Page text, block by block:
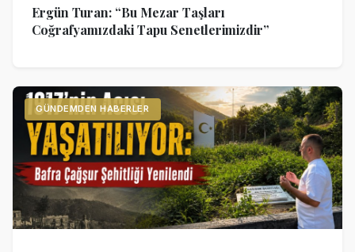
Ergün Turan: “Bu Mezar Taşları
Coğrafyamızdaki Tapu Senetlerimizdir”
GÜNDEMDEN HABERLER